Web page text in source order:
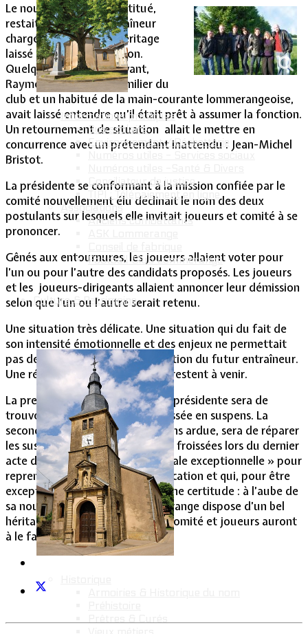
Informations pratiques
Bus scolaire
Environnement / Déchetterie
Numéros utiles - Services sociaux
Conciliateur de justice
TIPI : Télépaiement en ligne
Associations
Anciens combattants
Football Club Lommerange
Culture & Patrimoine
Le nouveau comité constitué,
restait à désigner l’entraîneur
chargé de reprendre l’héritage
laissé par Jim Strappazzon.
Quelque temps auparavant,
Raymond Martel, un familier du
club et un habitué de la main-courante lommerangeoise,
avait laissé entendre qu’il était prêt à assumer la fonction.
Un retournement de situation allait le mettre en
concurrence avec un prétendant inattendu : Jean-Michel
Bristot.
La présidente se conformant à la mission confiée par le
comité nouvellement élu déclinait le nom des deux
postulants sur lesquels elle invitait joueurs et comité à se
prononcer.
Gênés aux entournures, les joueurs allaient voter pour
l’un ou pour l’autre des candidats proposés. Les joueurs
et les joueurs-dirigeants allaient annoncer leur démission
selon que l’un ou l’autre serait retenu.
Une situation très délicate. Une situation qui du fait de
son intensité émotionnelle et des enjeux ne permettait
pas de trouver réponse à la question du futur entraîneur.
Une réponse et une solution qui restent à venir.
La première tâche de la nouvelle présidente sera de
trouver réponse à la question laissée en suspens. La
seconde, et peut-être pas la moins ardue, sera de réparer
les susceptibilités qui ont pu être froissées lors du dernier
acte de cette « assemblée générale exceptionnelle » pour
reprendre les termes de la convocation et qui, pour être
exceptionnelle le fut vraiment. Une certitude : à l’aube de
sa nouvelle saison, le F.C.Lommerange dispose d’un bel
héritage et d’un fort potentiel. Comité et joueurs auront
à le faire prospérer.